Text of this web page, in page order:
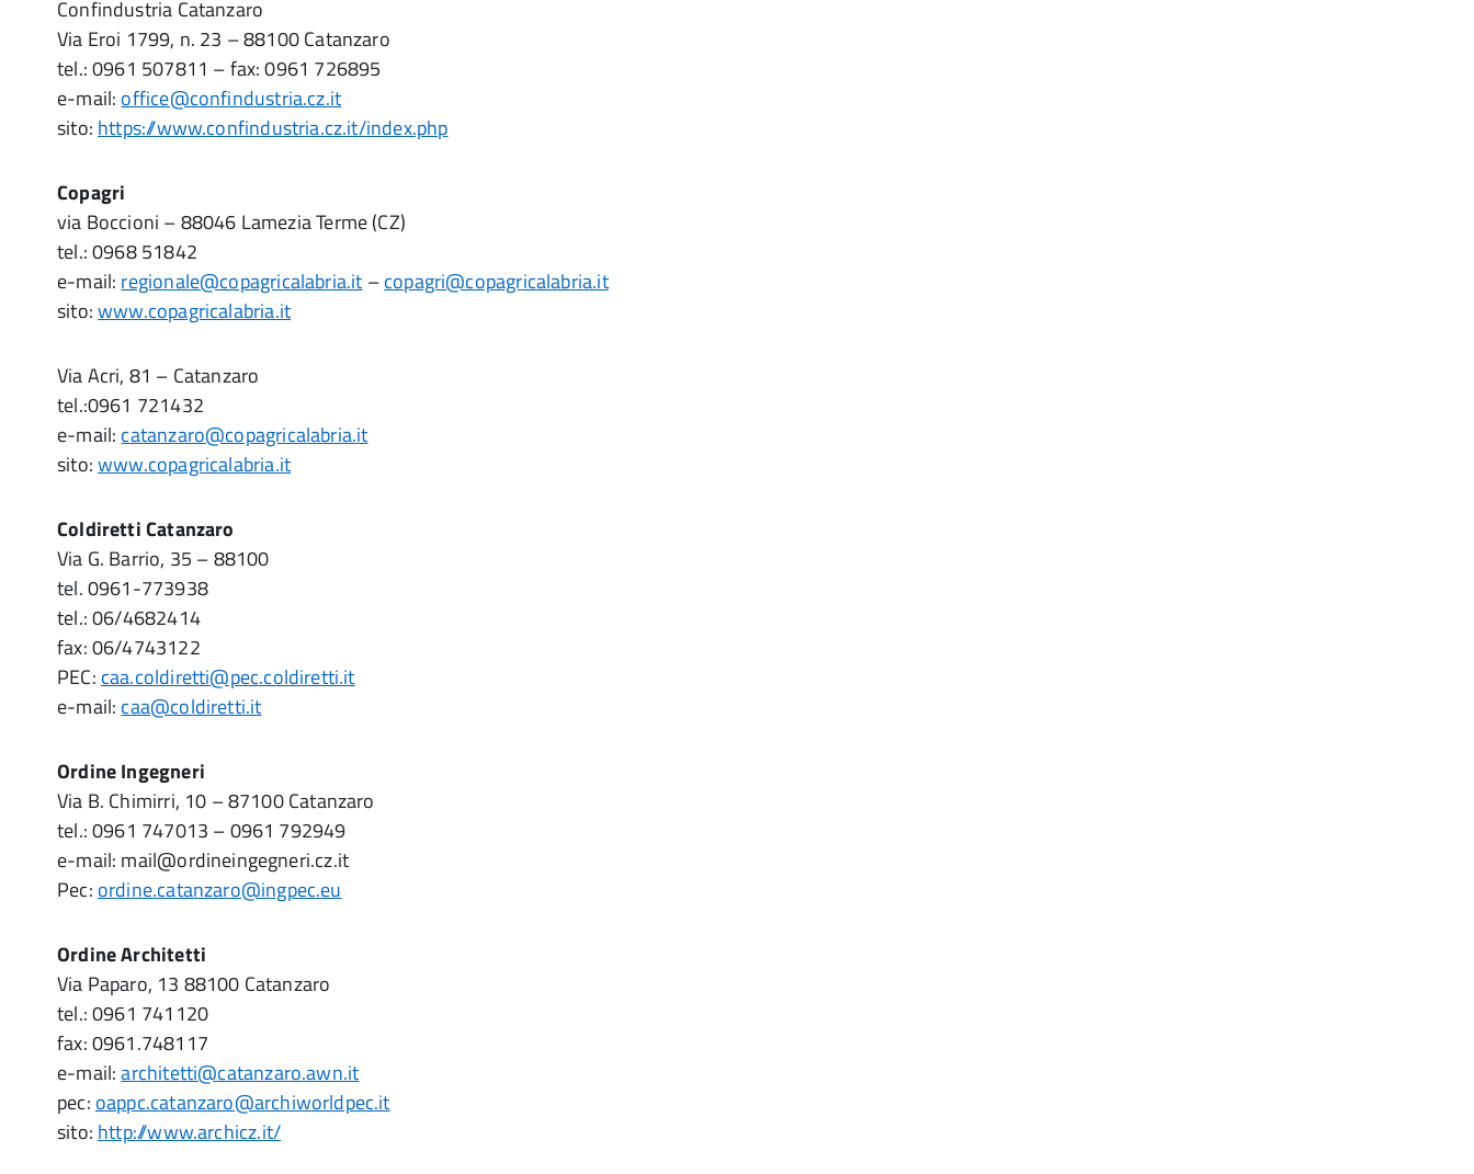
Confindustria Catanzaro
Via Eroi 1799, n. 23 – 88100 Catanzaro
tel.: 0961 507811 – fax: 0961 726895
e-mail: office@confindustria.cz.it
sito: https://www.confindustria.cz.it/index.php
Copagri
via Boccioni – 88046 Lamezia Terme (CZ)
tel.: 0968 51842
e-mail: regionale@copagricalabria.it –copagri@copagricalabria.it
sito:www.copagricalabria.it
Via Acri, 81 – Catanzaro
tel.:0961 721432
e-mail: catanzaro@copagricalabria.it
sito:www.copagricalabria.it
Coldiretti Catanzaro
Via G. Barrio, 35 – 88100
tel. 0961-773938
tel.: 06/4682414
fax: 06/4743122
PEC: caa.coldiretti@pec.coldiretti.it
e-mail: caa@coldiretti.it
Ordine Ingegneri
Via B. Chimirri, 10 – 87100 Catanzaro
tel.: 0961 747013 – 0961 792949
e-mail: mail@ordineingegneri.cz.it
Pec: ordine.catanzaro@ingpec.eu
Ordine Architetti
Via Paparo, 13 88100 Catanzaro
tel.: 0961 741120
fax: 0961.748117
e-mail:architetti@catanzaro.awn.it
pec: oappc.catanzaro@archiworldpec.it
sito: http://www.archicz.it/